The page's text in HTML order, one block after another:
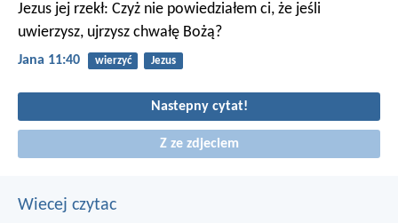
Jezus jej rzekł: Czyż nie powiedziałem ci, że jeśli
uwierzysz, ujrzysz chwałę Bożą?
Jana 11:40 wierzyć Jezus
Nastepny cytat!
Z ze zdjeciem
Wiecej czytac